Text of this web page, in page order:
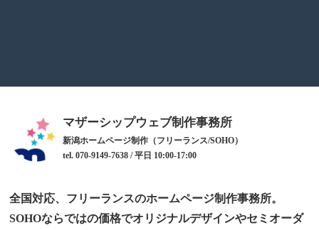
マザーシップウェブ制作事務所
新潟ホームページ制作（フリーランス/SOHO）
tel. 070-9149-7638 / 平日 10:00-17:00
全国対応、フリーランスのホームページ制作事務所。
SOHOならではの価格でオリジナルデザインやセミオーダ